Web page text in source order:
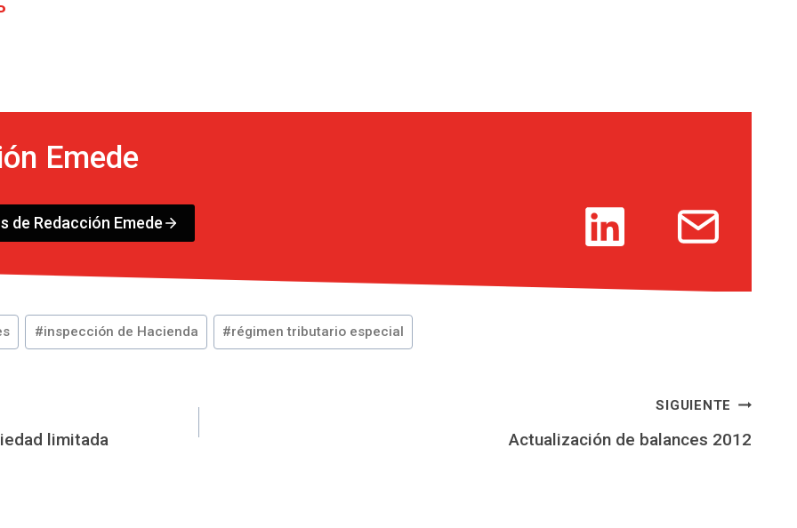
Emede
de Redacción Emede
#inspección de Hacienda #régimen tributario especial
limitada
SIGUIENTE
Actualización de balances 2012